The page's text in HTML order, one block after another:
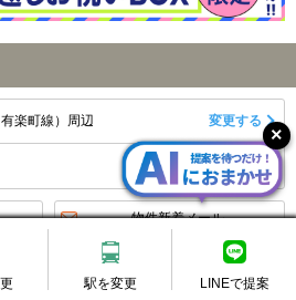
駅を変更 LINEで提案
楽町線）周辺 変更する
変更する
物件新着メール
アイコンの説明